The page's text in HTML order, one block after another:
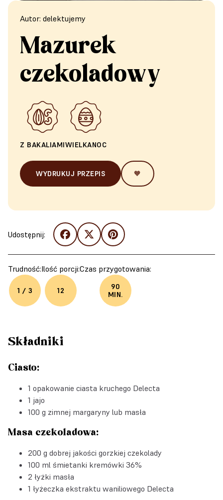
Autor: delektujemy
Mazurek
czekoladowy
Z BAKALIAMIWIELKANOC
WYDRUKUJ PRZEPIS 🧡
Udostępnij:
Trudność:
1 / 3
Ilość porcji:
12
Czas przygotowania:
90
MIN.
Składniki
Ciasto:
1 opakowanie ciasta kruchego Delecta
1 jajo
100 g zimnej margaryny lub masła
Masa czekoladowa:
200 g dobrej jakości gorzkiej czekolady
100 ml śmietanki kremówki 36%
2 łyżki masła
1 łyżeczka ekstraktu waniliowego Delecta